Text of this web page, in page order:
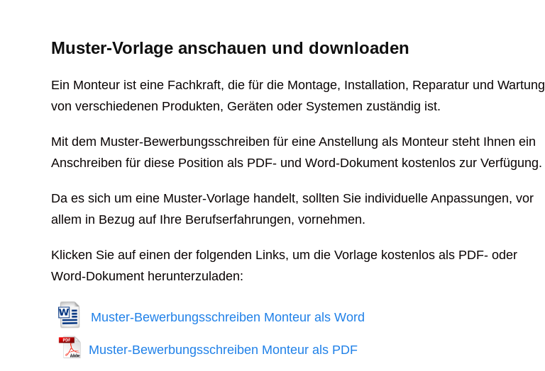
Muster-Vorlage anschauen und downloaden
Ein Monteur ist eine Fachkraft, die für die Montage, Installation, Reparatur und Wartung
von verschiedenen Produkten, Geräten oder Systemen zuständig ist.
Mit dem Muster-Bewerbungsschreiben für eine Anstellung als Monteur steht Ihnen ein
Anschreiben für diese Position als PDF- und Word-Dokument kostenlos zur Verfügung.
Da es sich um eine Muster-Vorlage handelt, sollten Sie individuelle Anpassungen, vor
allem in Bezug auf Ihre Berufserfahrungen, vornehmen.
Klicken Sie auf einen der folgenden Links, um die Vorlage kostenlos als PDF- oder
Word-Dokument herunterzuladen:
Muster-Bewerbungsschreiben Monteur als Word
Muster-Bewerbungsschreiben Monteur als PDF